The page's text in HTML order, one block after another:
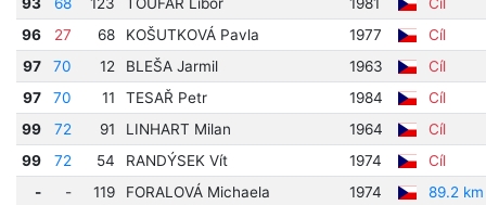
96
27 68 KOŠUTKOVÁ Pavla 1977
Cíl
97
70 12 BLEŠA Jarmil 1963
Cíl
97
70 11 TESAŘ Petr 1984
Cíl
99
72 91 LINHART Milan 1964
Cíl
99
72 54 RANDÝSEK Vít 1974
Cíl
-
- 119 FORALOVÁ Michaela 1974 89.2 km